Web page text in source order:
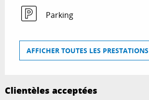
Parking
AFFICHER TOUTES LES PRESTATIONS
Clientèles acceptées